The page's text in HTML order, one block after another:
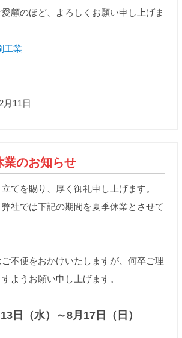
顧のほど、よろしくお願い申し上げま
工業
月11日
業のお知らせ
てを賜り、厚く御礼申し上げます。
社では下記の期間を夏季休業とさせて
不便をおかけいたしますが、何卒ご理
ようお願い申し上げます。
日（水）～8月17日（日）